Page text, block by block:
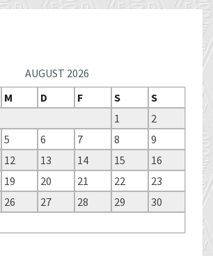
AUGUST 2026
M D F S
S
1
2
5 6 7 8
9
12 13 14 15
16
19 20 21 22
23
26 27 28 29
30